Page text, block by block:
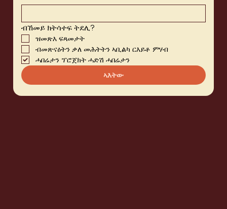
ብኸመይ ክትሳተፍ ትደሊ?
ዝመጽእ ፍጻመታት
ብመጽናዕትን ቃለ መሕትትን ኣቢልካ ርእይቶ ምሃብ
ሓበሬታን ፕሮጀክት ሓድሽ ሓበሬታን
ኣእትው